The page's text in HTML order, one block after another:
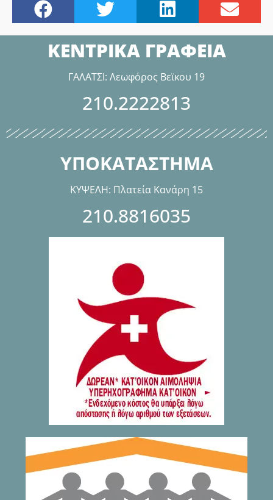
ΚΕΝΤΡΙΚΑ ΓΡΑΦΕΙΑ
ΓΑΛΑΤΣΙ: Λεωφόρος Βεϊκου 19
210.2222813
ΥΠΟΚΑΤΑΣΤΗΜΑ
ΚΥΨΕΛΗ: Πλατεία Κανάρη 15
210.8816035